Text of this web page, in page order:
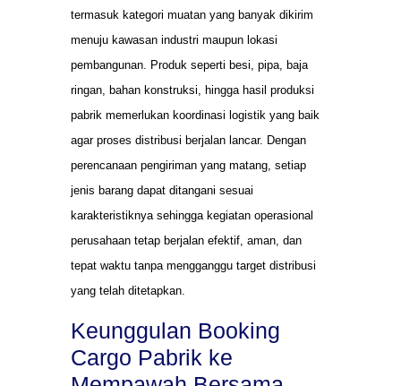
termasuk kategori muatan yang banyak dikirim
menuju kawasan industri maupun lokasi
pembangunan. Produk seperti besi, pipa, baja
ringan, bahan konstruksi, hingga hasil produksi
pabrik memerlukan koordinasi logistik yang baik
agar proses distribusi berjalan lancar. Dengan
perencanaan pengiriman yang matang, setiap
jenis barang dapat ditangani sesuai
karakteristiknya sehingga kegiatan operasional
perusahaan tetap berjalan efektif, aman, dan
tepat waktu tanpa mengganggu target distribusi
yang telah ditetapkan.
Keunggulan Booking
Cargo Pabrik ke